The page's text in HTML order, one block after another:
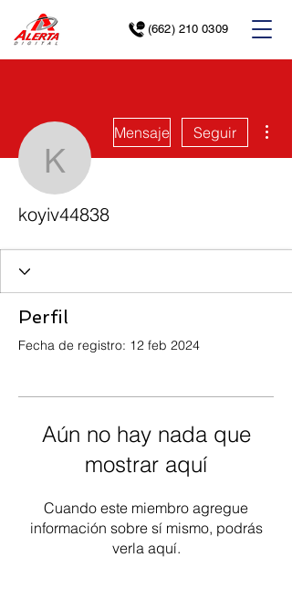
(662) 210 0309
koyiv44838
Mensaje Seguir
koyiv44838
Perfil
Fecha de registro: 12 feb 2024
Aún no hay nada que
mostrar aquí
Cuando este miembro agregue
información sobre sí mismo, podrás
verla aquí.